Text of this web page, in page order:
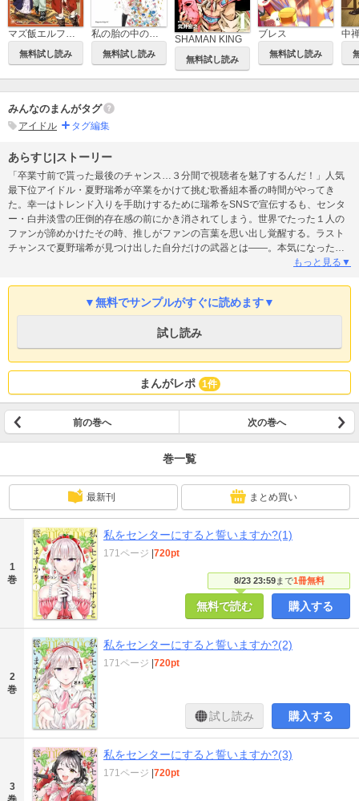
マズ飯エルフと遊牧暮らし
無料試し読み
私の胎の中の化け物
無料試し読み
SHAMAN KING
無料試し読み
ブレス
無料試し読み
みんなのまんがタグ
アイドル タグ編集
あらすじ|ストーリー
「卒業寸前で貰った最後のチャンス…３分間で視聴者を魅了するんだ！」人気
最下位アイドル・夏野瑞希が卒業をかけて挑む歌番組本番の時間がやってき
た。幸一はトレンド入りを手助けするために瑞希をSNSで宣伝するも、センタ
ー・白井淡雪の圧倒的存在感の前にかき消されてしまう。世界でたった１人の
ファンが諦めかけたその時、推しがファンの言葉を思い出し覚醒する。ラスト
チャンスで夏野瑞希が見つけ出した自分だけの武器とは――。本気になった推
し×ファンのタッグで、芸能界のスターダムを駆け上がる“ジャパニーズドリー
もっと見る▼
▼無料でサンプルがすぐに読めます▼
試し読み
まんがレポ 1件
前の巻へ 次の巻へ
巻一覧
最新刊 まとめ買い
1
巻
私をセンターにすると誓いますか?(1)
8/23 23:59まで1冊無料
171ページ 720pt
無料で読む 購入する
2
巻
私をセンターにすると誓いますか?(2)
171ページ 720pt
試し読み 購入する
3
私をセンターにすると誓いますか?(3)
171ページ 720pt